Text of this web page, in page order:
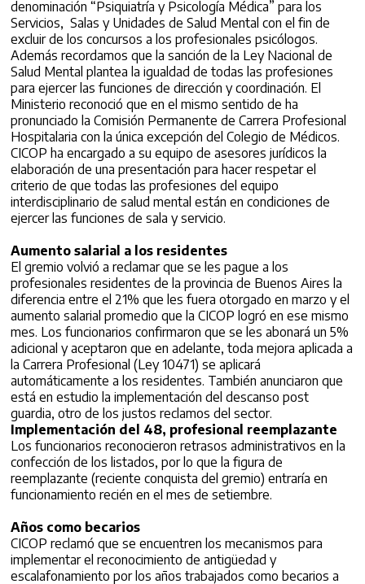
denominación “Psiquiatría y Psicología Médica” para los
Servicios, Salas y Unidades de Salud Mental con el fin de
excluir de los concursos a los profesionales psicólogos.
Además recordamos que la sanción de la Ley Nacional de
Salud Mental plantea la igualdad de todas las profesiones
para ejercer las funciones de dirección y coordinación. El
Ministerio reconoció que en el mismo sentido de ha
pronunciado la Comisión Permanente de Carrera Profesional
Hospitalaria con la única excepción del Colegio de Médicos.
CICOP ha encargado a su equipo de asesores jurídicos la
elaboración de una presentación para hacer respetar el
criterio de que todas las profesiones del equipo
interdisciplinario de salud mental están en condiciones de
ejercer las funciones de sala y servicio.
Aumento salarial a los residentes
El gremio volvió a reclamar que se les pague a los
profesionales residentes de la provincia de Buenos Aires la
diferencia entre el 21% que les fuera otorgado en marzo y el
aumento salarial promedio que la CICOP logró en ese mismo
mes. Los funcionarios confirmaron que se les abonará un 5%
adicional y aceptaron que en adelante, toda mejora aplicada a
la Carrera Profesional (Ley 10471) se aplicará
automáticamente a los residentes. También anunciaron que
está en estudio la implementación del descanso post
guardia, otro de los justos reclamos del sector.
Implementación del 48, profesional reemplazante
Los funcionarios reconocieron retrasos administrativos en la
confección de los listados, por lo que la figura de
reemplazante (reciente conquista del gremio) entraría en
funcionamiento recién en el mes de setiembre.
Años como becarios
CICOP reclamó que se encuentren los mecanismos para
implementar el reconocimiento de antigüedad y
escalafonamiento por los años trabajados como becarios a